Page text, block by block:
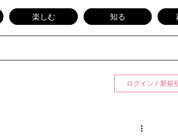
楽しむ 知る
ログイン / 新規